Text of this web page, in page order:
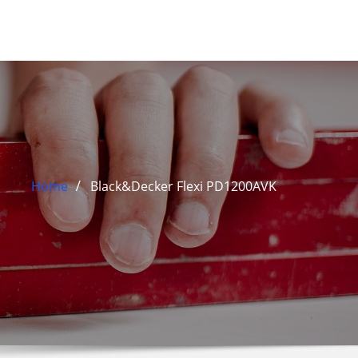
Home Black&Decker Flexi PD1200AVK